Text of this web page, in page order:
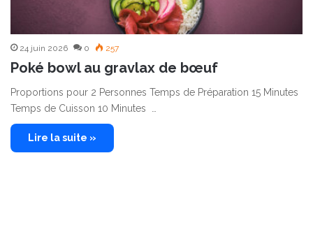
24 juin 2026 0 257
Poké bowl au gravlax de bœuf
Proportions pour 2 Personnes Temps de Préparation 15 Minutes
Temps de Cuisson 10 Minutes …
Lire la suite »